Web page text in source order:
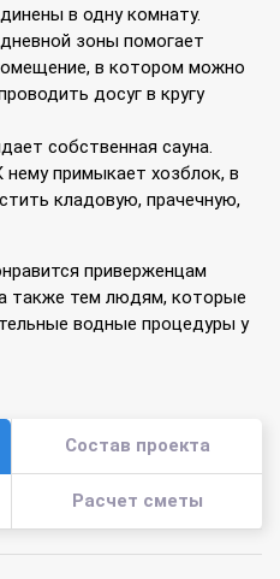
в одну комнату.
зоны помогает
в котором можно
досуг в кругу
собственная сауна.
примыкает хозблок, в
кладовую, прачечную,
приверженцам
также тем людям, которые
водные процедуры у
Состав проекта
Расчет сметы